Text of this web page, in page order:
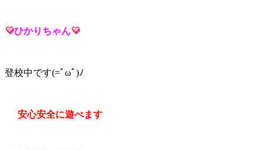
ひかりちゃん
登校中です(=ﾟωﾟ)ﾉ
安心安全に遊べます